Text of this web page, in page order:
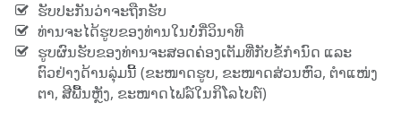
ຮັບປະກັນວ່າຈະຖືກຮັບ
ທ່ານຈະໄດ້ຮູບຂອງທ່ານໃນບໍ່ກີ່ວິນາທີ
ຮູບຜົນຮັບຂອງທ່ານຈະສອດຄ່ອງເຕັມທີ່ກັບຂໍ້ກໍານົດ ແລະ
ຕົວຢ່າງດ້ານລຸ່ມນີ້ (ຂະໜາດຮູບ, ຂະໜາດສ່ວນຫົວ, ຕໍາແໜ່ງ
ຕາ, ສີພື້ນຫຼັງ, ຂະໜາດໄຟລ໌ໃນກິໂລໄບຕ໌)